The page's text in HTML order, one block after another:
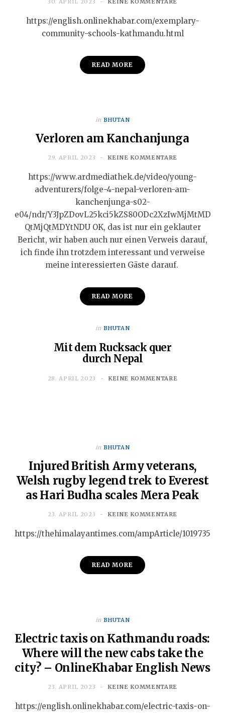
https://english.onlinekhabar.com/exemplary-
community-schools-kathmandu.html
READ MORE
in BHUTAN
Verloren am Kanchanjunga
29. APRIL 2023 KEINE KOMMENTARE
https://www.ardmediathek.de/video/young-
adventurers/folge-4-nepal-verloren-am-
kanchenjunga-s02-
e04/ndr/Y3JpZDovL25kci5kZS80ODc2XzIwMjMtMD
QtMjQtMDYtNDU OK, das ist nur ein geklauter
Bericht, wir haben auch nur einen Verweis darauf,
ich finde ihn trotzdem interessant und verweise
meine interessierten Gäste darauf.
READ MORE
in BHUTAN
Mit dem Rucksack quer
durch Nepal
28. APRIL 2023 KEINE KOMMENTARE
in BHUTAN
Injured British Army veterans,
Welsh rugby legend trek to Everest
as Hari Budha scales Mera Peak
23. APRIL 2023 KEINE KOMMENTARE
https://thehimalayantimes.com/ampArticle/1019735
READ MORE
in BHUTAN
Electric taxis on Kathmandu roads:
Where will the new cabs take the
city? – OnlineKhabar English News
23. APRIL 2023 KEINE KOMMENTARE
https://english.onlinekhabar.com/electric-taxis-on-